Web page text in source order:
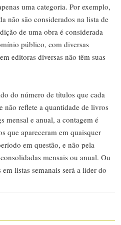
uma categoria. Por exemplo,
não são considerados na lista de
de uma obra é considerada
público, com diversas
editoras diversas não têm suas
do número de títulos que cada
não reflete a quantidade de livros
mensal e anual, a contagem é
que apareceram em quaisquer
em questão, e não pela
mensais ou anual. Ou
listas semanais será a líder do